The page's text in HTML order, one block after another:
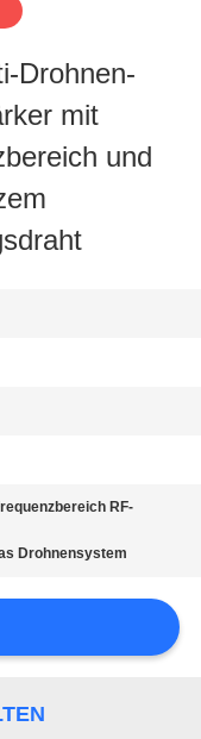
Drohnen-
mit
und
RF-
Drohnensystem